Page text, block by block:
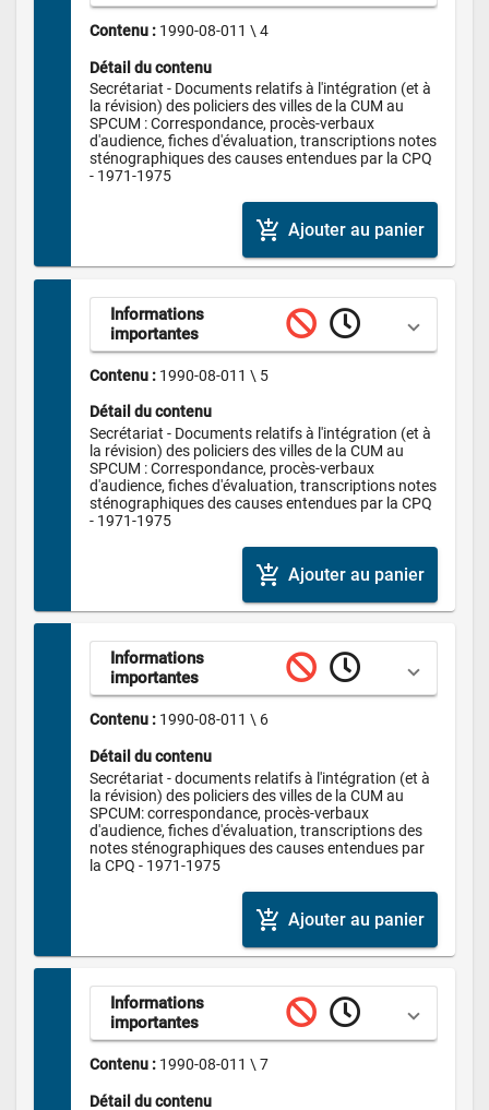
Contenu : 1990-08-011 \ 4
Détail du contenu
Secrétariat - Documents relatifs à l'intégration (et à
la révision) des policiers des villes de la CUM au
SPCUM : Correspondance, procès-verbaux
d'audience, fiches d'évaluation, transcriptions notes
sténographiques des causes entendues par la CPQ
- 1971-1975
add_shopping_cart Ajouter au panier
Informations
importantes
Contenu : 1990-08-011 \ 5
Détail du contenu
Secrétariat - Documents relatifs à l'intégration (et à
la révision) des policiers des villes de la CUM au
SPCUM : Correspondance, procès-verbaux
d'audience, fiches d'évaluation, transcriptions notes
sténographiques des causes entendues par la CPQ
- 1971-1975
add_shopping_cart Ajouter au panier
Informations
importantes
Contenu : 1990-08-011 \ 6
Détail du contenu
Secrétariat - documents relatifs à l'intégration (et à
la révision) des policiers des villes de la CUM au
SPCUM: correspondance, procès-verbaux
d'audience, fiches d'évaluation, transcriptions des
notes sténographiques des causes entendues par
la CPQ - 1971-1975
add_shopping_cart Ajouter au panier
Informations
importantes
Contenu : 1990-08-011 \ 7
Détail du contenu